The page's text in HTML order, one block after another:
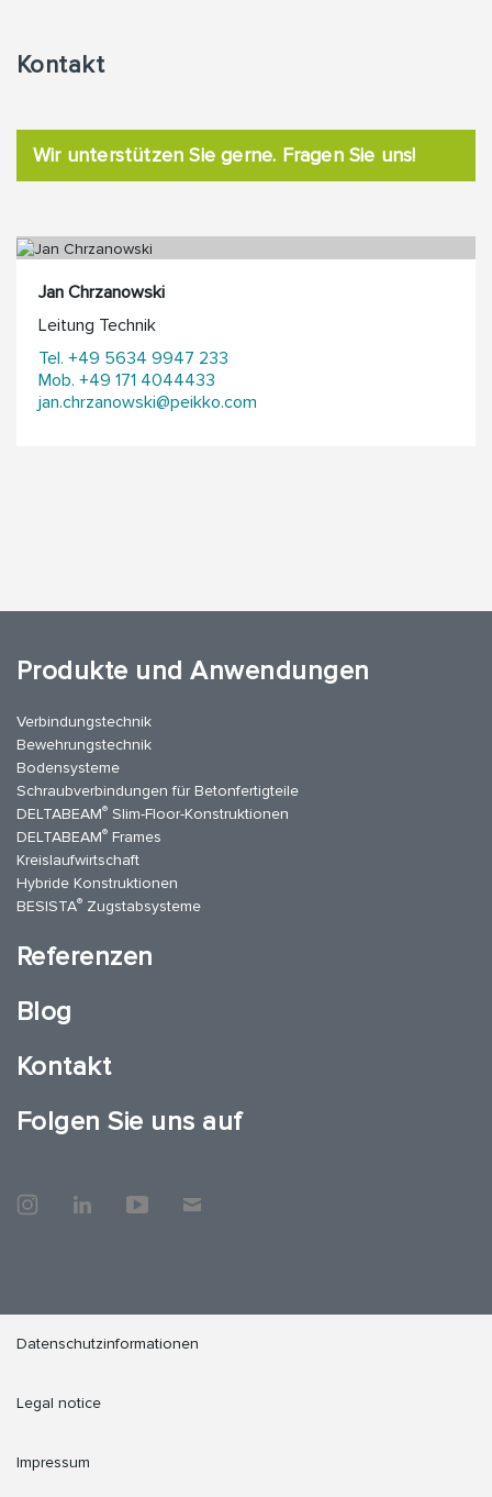
Kontakt
Wir unterstützen Sie gerne. Fragen Sie uns!
Jan Chrzanowski
Leitung Technik
Tel. +49 5634 9947 233
Mob. +49 171 4044433
jan.chrzanowski@peikko.com
Produkte und Anwendungen
Verbindungstechnik
Bewehrungstechnik
Bodensysteme
Schraubverbindungen für Betonfertigteile
DELTABEAM® Slim-Floor-Konstruktionen
DELTABEAM® Frames
Kreislaufwirtschaft
Hybride Konstruktionen
BESISTA® Zugstabsysteme
Referenzen
Blog
Kontakt
Folgen Sie uns auf
Datenschutzinformationen
Legal notice
Impressum